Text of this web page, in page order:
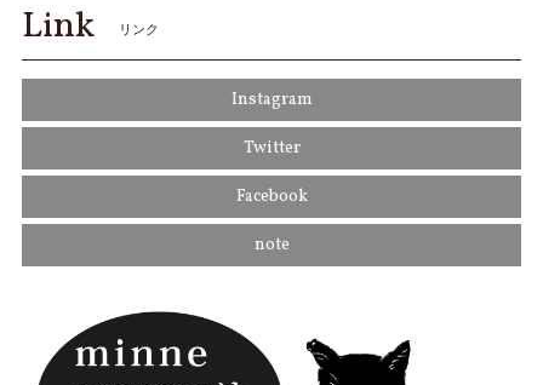
Link リンク
Instagram
Twitter
Facebook
note